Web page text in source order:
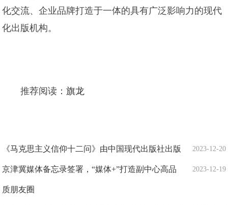
化交流、企业品牌打造于一体的具有广泛影响力的现代
化出版机构。
推荐阅读：旗龙
2023-12-20
《马克思主义信仰十二问》由中国现代出版社出版
2023-12-19
京津冀媒体备忘录签署，“媒体+”打造副中心高品
质朋友圈